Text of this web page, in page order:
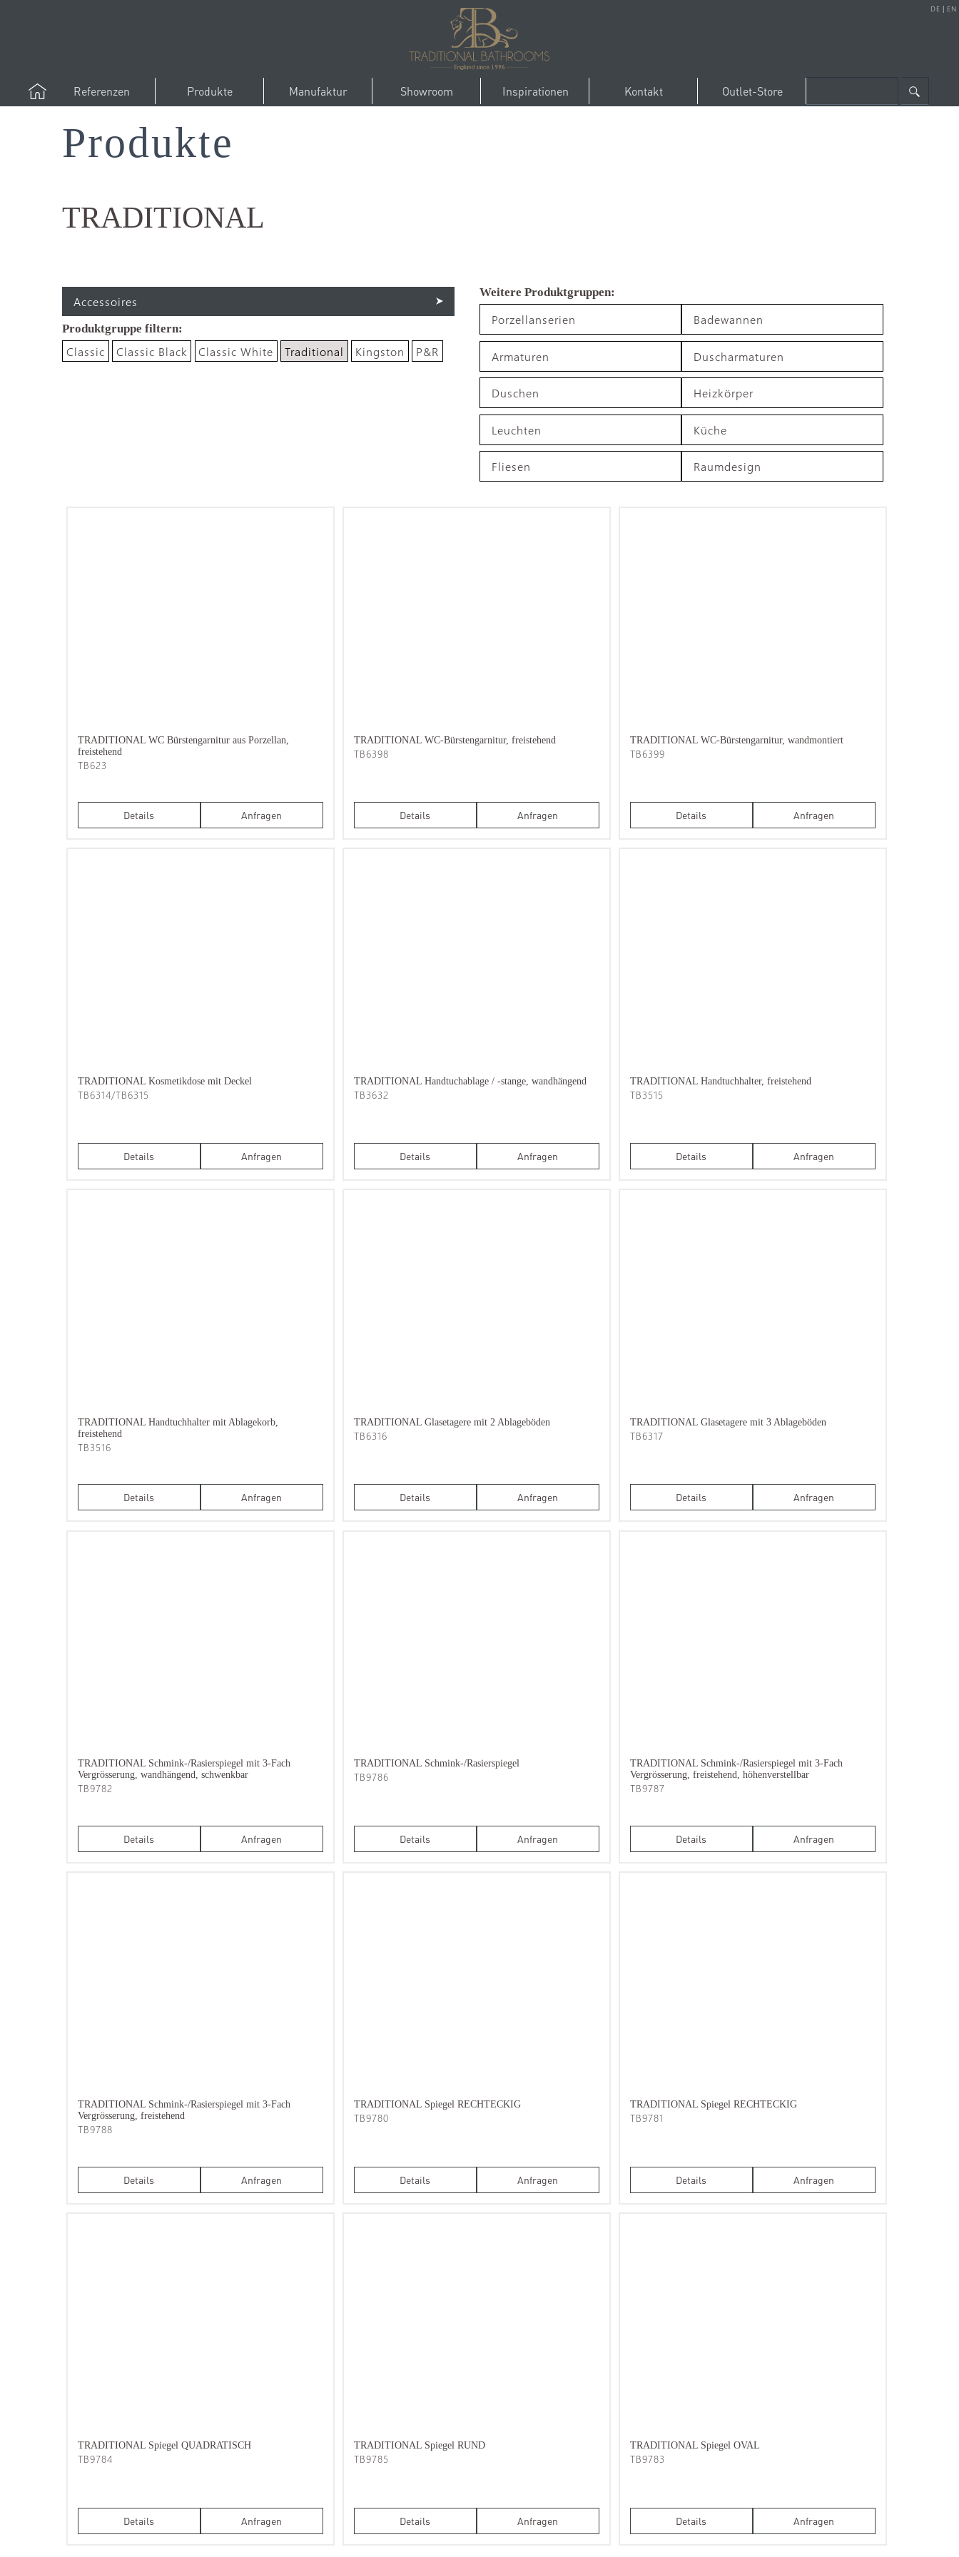
DE | EN
Referenzen Produkte Manufaktur Showroom Inspirationen Kontakt Outlet-Store
Produkte
TRADITIONAL
Porzellanserien Badewannen
Armaturen Duscharmaturen
Duschen Heizkörper
Accessoires
Classic Classic Black Classic White Traditional Kingston P&R
Leuchten Küche
Fliesen Raumdesign
TRADITIONAL WC Bürstengarnitur aus Porzellan,
freistehend
TB623
Details Anfragen
TRADITIONAL WC-Bürstengarnitur, freistehend
TB6398
Details Anfragen
TRADITIONAL WC-Bürstengarnitur, wandmontiert
TB6399
Details Anfragen
TRADITIONAL Kosmetikdose mit Deckel
TB6314/TB6315
Details Anfragen
TRADITIONAL Handtuchablage / -stange, wandhängend
TB3632
Details Anfragen
TRADITIONAL Handtuchhalter, freistehend
TB3515
Details Anfragen
TRADITIONAL Handtuchhalter mit Ablagekorb,
freistehend
TB3516
Details Anfragen
TRADITIONAL Glasetagere mit 2 Ablageböden
TB6316
Details Anfragen
TRADITIONAL Glasetagere mit 3 Ablageböden
TB6317
Details Anfragen
TRADITIONAL Schmink-/Rasierspiegel mit 3-Fach
Vergrösserung, wandhängend, schwenkbar
TB9782
Details Anfragen
TRADITIONAL Schmink-/Rasierspiegel
TB9786
Details Anfragen
TRADITIONAL Schmink-/Rasierspiegel mit 3-Fach
Vergrösserung, freistehend, höhenverstellbar
TB9787
Details Anfragen
TRADITIONAL Schmink-/Rasierspiegel mit 3-Fach
Vergrösserung, freistehend
TB9788
Details Anfragen
TRADITIONAL Spiegel RECHTECKIG
TB9780
Details Anfragen
TRADITIONAL Spiegel RECHTECKIG
TB9781
Details Anfragen
TRADITIONAL Spiegel QUADRATISCH
TB9784
Details Anfragen
TRADITIONAL Spiegel RUND
TB9785
Details Anfragen
TRADITIONAL Spiegel OVAL
TB9783
Details Anfragen